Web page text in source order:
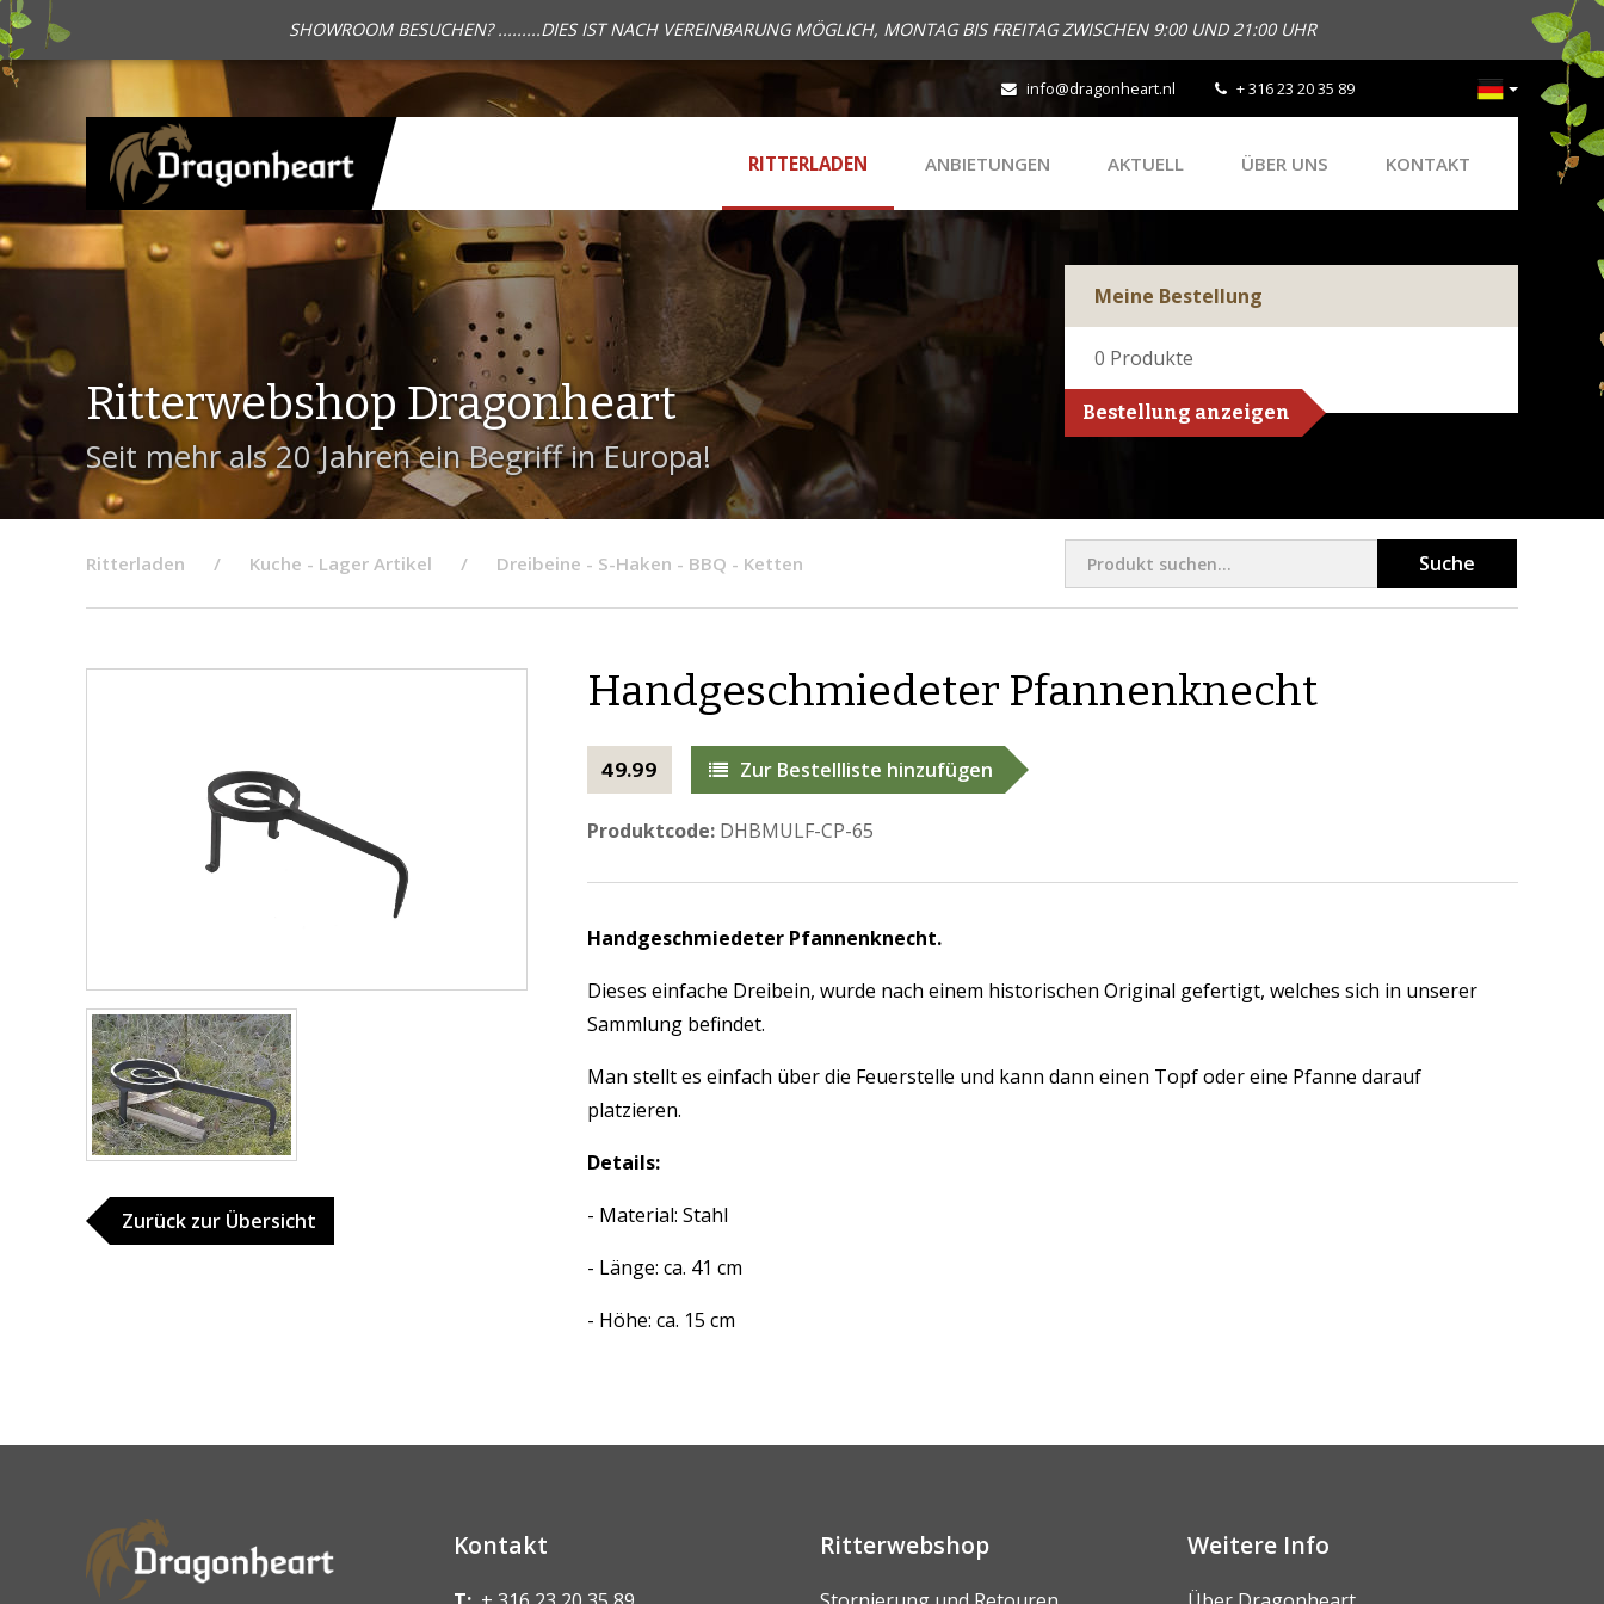
SHOWROOM BESUCHEN? .........DIES IST NACH VEREINBARUNG MÖGLICH, MONTAG BIS FREITAG ZWISCHEN 9:00 UND 21:00 UHR
info@dragonheart.nl + 316 23 20 35 89
RITTERLADEN ANBIETUNGEN AKTUELL ÜBER UNS KONTAKT
Ritterwebshop Dragonheart
Seit mehr als 20 Jahren ein Begriff in Europa!
Meine Bestellung
0 Produkte
Bestellung anzeigen
Ritterladen Kuche - Lager Artikel Dreibeine - S-Haken - BBQ - Ketten Suche
Zurück zur Übersicht
Handgeschmiedeter Pfannenknecht
49.99 Zur Bestellliste hinzufügen
Produktcode:DHBMULF-CP-65
Handgeschmiedeter Pfannenknecht.
Dieses einfache Dreibein, wurde nach einem historischen Original gefertigt, welches sich in unserer
Sammlung befindet.
Man stellt es einfach über die Feuerstelle und kann dann einen Topf oder eine Pfanne darauf
platzieren.
Details:
- Material: Stahl
- Länge: ca. 41 cm
- Höhe: ca. 15 cm
Kontakt Ritterwebshop Weitere Info